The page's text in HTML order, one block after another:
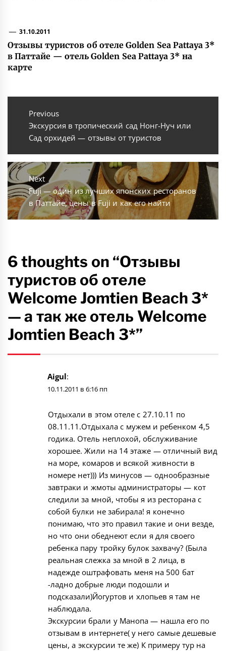
31.10.2011
Отзывы туристов об отеле Golden Sea Pattaya 3*
в Паттайе — отель Golden Sea Pattaya 3* на
карте
Навигация
записям
Previous
Previous
post:
Экскурсия в тропический сад Нонг-Нуч или
Сад орхидей — отзывы от туристов
Next
Next
post:
Fuji — один из лучших японских ресторанов
в Паттайе, цены в Fuji и как его найти
6 thoughts on “Отзывы
туристов об отеле
Welcome Jomtien Beach 3*
— а так же отель Welcome
Jomtien Beach 3*”
Aigul:
10.11.2011 в 6:16 пп
Отдыхали в этом отеле с 27.10.11 по
08.11.11.Отдыхала с мужем и ребенком 4,5
годика. Отель неплохой, обслуживание
хорошее. Жили на 14 этаже — отличный вид
на море, комаров и всякой живности в
номере нет))) Из минусов — однообразные
завтраки и жмоты администраторы — кот
следили за мной, чтобы я из ресторана с
собой булки не забирала! я конечно
понимаю, что это правил такие и они везде,
но что они обеднеют если я для своего
ребенка пару тройку булок захвачу? (Была
реальная слежка за мной в 2 лица, в
надежде оштрафовать меня на 500 бат
-ладно добрые люди подошли и
подсказали)Йогуртов и хлопьев я там не
наблюдала.
Экскурсии брали у Манопа — нашла его по
отзывам в интернете( у него самые дешевые
цены, а экскурсии те же) К примеру тур на